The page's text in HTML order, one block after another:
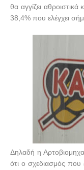
θα αγγίζει
38,4% που ελέγχει
Δηλαδή η
ότι ο σχεδιασμός που